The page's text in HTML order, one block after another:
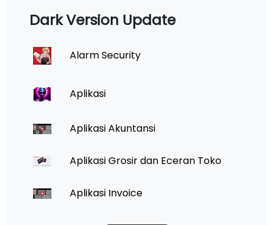
Dark Version Update
Alarm Security
Aplikasi
Aplikasi Akuntansi
Aplikasi Grosir dan Eceran Toko
Aplikasi Invoice